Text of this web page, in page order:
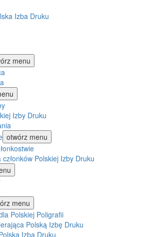
menu
Izby Druku
otwórz menu
członków Polskiej Izby Druku
menu
Polskiej Poligrafii
Polską Izbę Druku
Izba Druku